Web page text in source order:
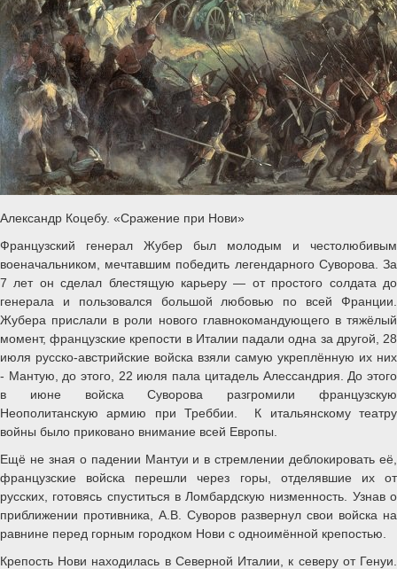
Александр Коцебу. «Сражение при Нови»
Французский генерал Жубер был молодым и честолюбивым
военачальником, мечтавшим победить легендарного Суворова. За
7 лет он сделал блестящую карьеру — от простого солдата до
генерала и пользовался большой любовью по всей Франции.
Жубера прислали в роли нового главнокомандующего в тяжёлый
момент, французские крепости в Италии падали одна за другой, 28
июля русско-австрийские войска взяли самую укреплённую их них
- Мантую, до этого, 22 июля пала цитадель Алессандрия. До этого
в июне войска Суворова разгромили французскую
Неополитанскую армию при Треббии. К итальянскому театру
войны было приковано внимание всей Европы.
Ещё не зная о падении Мантуи и в стремлении деблокировать её,
французские войска перешли через горы, отделявшие их от
русских, готовясь спуститься в Ломбардскую низменность. Узнав о
приближении противника, А.В. Суворов развернул свои войска на
равнине перед горным городком Нови с одноимённой крепостью.
Крепость Нови находилась в Северной Италии, к северу от Генуи.